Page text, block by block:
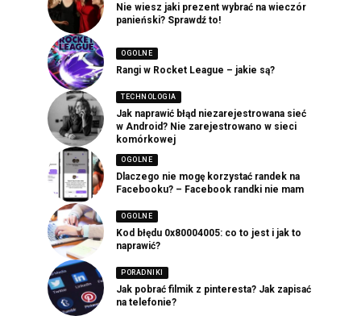
Nie wiesz jaki prezent wybrać na wieczór
panieński? Sprawdź to!
OGOLNE
Rangi w Rocket League – jakie są?
TECHNOLOGIA
Jak naprawić błąd niezarejestrowana sieć
w Android? Nie zarejestrowano w sieci
komórkowej
OGOLNE
Dlaczego nie mogę korzystać randek na
Facebooku? – Facebook randki nie mam
OGOLNE
Kod błędu 0x80004005: co to jest i jak to
naprawić?
PORADNIKI
Jak pobrać filmik z pinteresta? Jak zapisać
na telefonie?